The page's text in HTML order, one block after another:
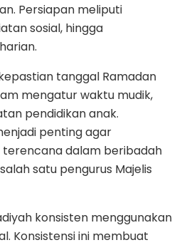
Persiapan meliputi
sosial, hingga
tanggal Ramadan
mengatur waktu mudik,
pendidikan anak.
penting agar
dalam beribadah
satu pengurus Majelis
konsisten menggunakan
Konsistensi ini membuat